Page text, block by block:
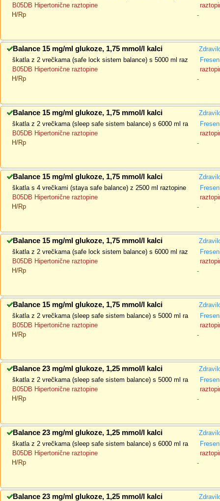
B05DB Hipertonične raztopine
H/Rp
-
Balance 15 mg/ml glukoze, 1,75 mmol/l kalci
škatla z 2 vrečkama (safe lock sistem balance) s 5000 ml raz
B05DB Hipertonične raztopine
H/Rp
-
Balance 15 mg/ml glukoze, 1,75 mmol/l kalci
škatla z 2 vrečkama (sleep safe sistem balance) s 6000 ml ra
B05DB Hipertonične raztopine
H/Rp
-
Balance 15 mg/ml glukoze, 1,75 mmol/l kalci
škatla s 4 vrečkami (staya safe balance) z 2500 ml raztopine
B05DB Hipertonične raztopine
H/Rp
-
Balance 15 mg/ml glukoze, 1,75 mmol/l kalci
škatla z 2 vrečkama (safe lock sistem balance) s 6000 ml raz
B05DB Hipertonične raztopine
H/Rp
-
Balance 15 mg/ml glukoze, 1,75 mmol/l kalci
škatla z 2 vrečkama (sleep safe sistem balance) s 5000 ml ra
B05DB Hipertonične raztopine
H/Rp
-
Balance 23 mg/ml glukoze, 1,25 mmol/l kalci
škatla z 2 vrečkama (sleep safe sistem balance) s 5000 ml ra
B05DB Hipertonične raztopine
H/Rp
-
Balance 23 mg/ml glukoze, 1,25 mmol/l kalci
škatla z 2 vrečkama (sleep safe sistem balance) s 6000 ml ra
B05DB Hipertonične raztopine
H/Rp
-
Balance 23 mg/ml glukoze, 1,25 mmol/l kalci